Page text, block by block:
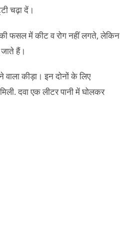
चढ़ा दें।
फसल में कीट व रोग नहीं लगते, लेकिन
हैं।
कीड़ा। इन दोनों के लिए
दवा एक लीटर पानी में घोलकर